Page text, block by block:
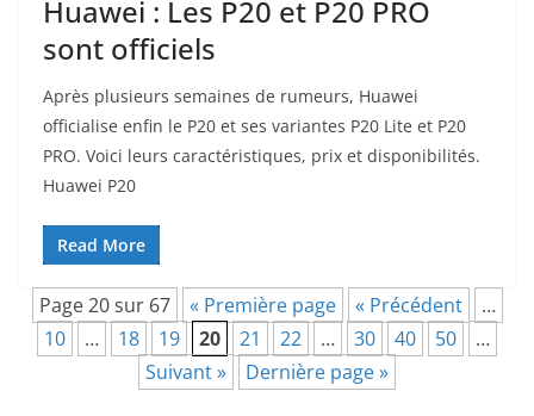
Huawei : Les P20 et P20 PRO
sont officiels
Après plusieurs semaines de rumeurs, Huawei
officialise enfin le P20 et ses variantes P20 Lite et P20
PRO. Voici leurs caractéristiques, prix et disponibilités.
Huawei P20
Read More
Page 20 sur 67 « Première page « Précédent
…
10
… 18 19 20 21 22 … 30 40 50
…
Suivant »
Dernière page »